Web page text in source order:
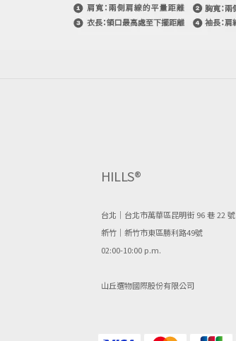
HILLS®
台北｜台北市萬華區昆明街 96 巷 22 號
新竹｜新竹市東區勝利路49號
02:00-10:00 p.m.
山丘選物國際股份有限公司